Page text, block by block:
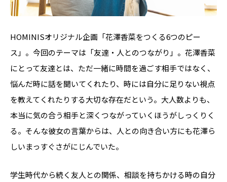
HOMINISオリジナル企画「花澤香菜をつくる6つのピー
ス」。今回のテーマは「友達・人とのつながり」。花澤香菜
にとって友達とは、ただ一緒に時間を過ごす相手ではなく、
悩んだ時に話を聞いてくれたり、時には自分に足りない視点
を教えてくれたりする大切な存在だという。大人数よりも、
本当に気の合う相手と深くつながっていくほうがしっくりく
る。そんな彼女の言葉からは、人との向き合い方にも花澤ら
しいまっすぐさがにじんでいた。
学生時代から続く友人との関係、相談を持ちかける時の自分